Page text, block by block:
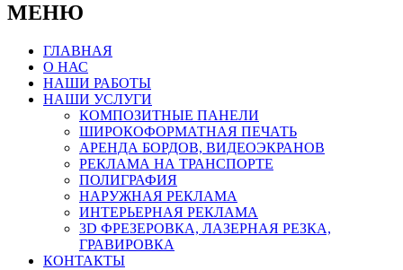
МЕНЮ
ГЛАВНАЯ
О НАС
НАШИ РАБОТЫ
НАШИ УСЛУГИ
КОМПОЗИТНЫЕ ПАНЕЛИ
ШИРОКОФОРМАТНАЯ ПЕЧАТЬ
АРЕНДА БОРДОВ, ВИДЕОЭКРАНОВ
РЕКЛАМА НА ТРАНСПОРТЕ
ПОЛИГРАФИЯ
НАРУЖНАЯ РЕКЛАМА
ИНТЕРЬЕРНАЯ РЕКЛАМА
3D ФРЕЗЕРОВКА, ЛАЗЕРНАЯ РЕЗКА,
ГРАВИРОВКА
КОНТАКТЫ